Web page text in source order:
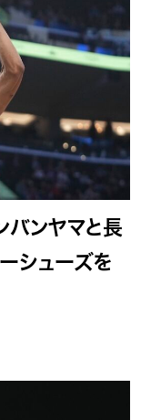
バンヤマと長
シューズを